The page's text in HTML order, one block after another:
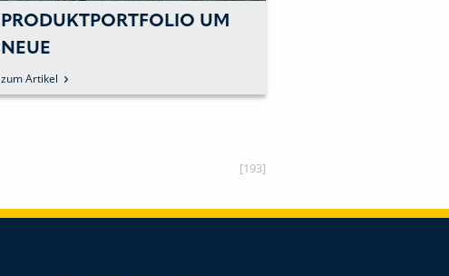
PRODUKTPORTFOLIO UM
NEUE
MASCHINENTRANSPORTER
ERWEITERT
zum Artikel
[193]